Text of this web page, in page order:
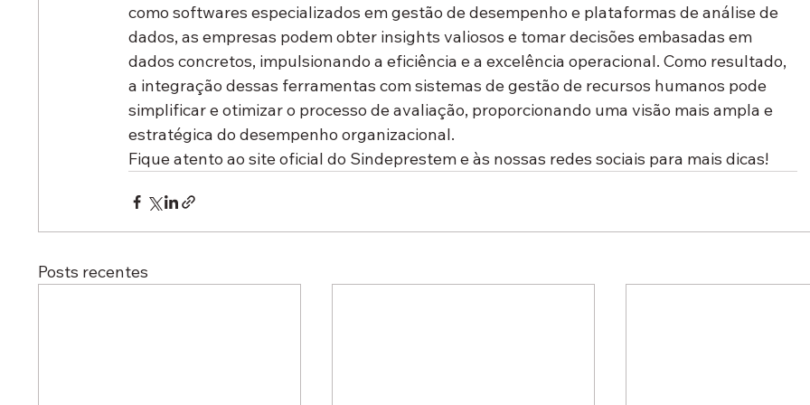
como softwares especializados em gestão de desempenho e plataformas de análise de
dados, as empresas podem obter insights valiosos e tomar decisões embasadas em
dados concretos, impulsionando a eficiência e a excelência operacional. Como resultado,
a integração dessas ferramentas com sistemas de gestão de recursos humanos pode
simplificar e otimizar o processo de avaliação, proporcionando uma visão mais ampla e
estratégica do desempenho organizacional.
Fique atento ao site oficial do Sindeprestem e às nossas redes sociais para mais dicas!
Posts recentes